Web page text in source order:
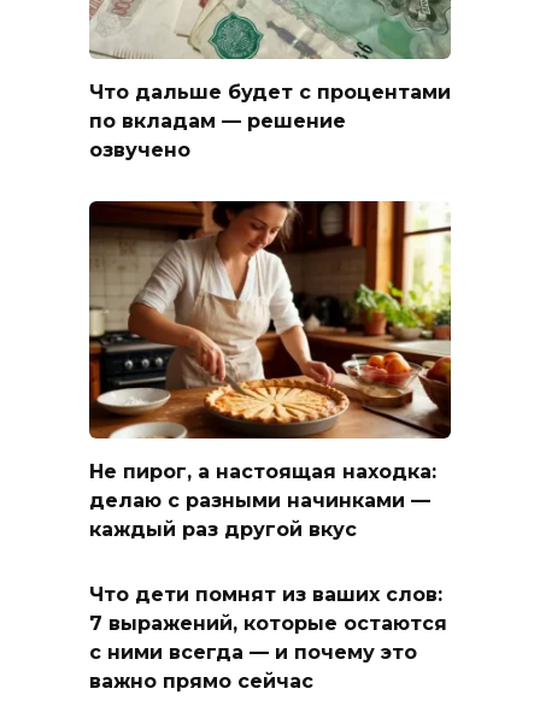
Что дальше будет с процентами
по вкладам — решение
озвучено
Не пирог, а настоящая находка:
делаю с разными начинками —
каждый раз другой вкус
Что дети помнят из ваших слов:
7 выражений, которые остаются
с ними всегда — и почему это
важно прямо сейчас